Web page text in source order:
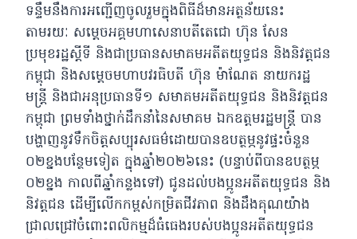
ទន្ទឹមនឹងការអញ្ជើញចូលរួមក្នុងពិធីដ៏មានអត្ថន័យនេះ
តាមរយៈ សម្តេចអគ្គមហាសេនាបតីតេជោ ហ៊ុន សែន
ប្រមុខរដ្ឋស្ដីទី និងជាប្រធានសមាគមអតីតយុទ្ធជន និងនិវត្តជន
កម្ពុជា និងសម្ដេចមហាបវរធិបតី ហ៊ុន ម៉ាណែត នាយករដ្ឋ
មន្ត្រី និងជាអនុប្រធានទី១ សមាគមអតីតយុទ្ធជន និងនិវត្តជន
កម្ពុជា ព្រមទាំងថ្នាក់ដឹកនាំនៃសមាគម ឯកឧត្តមរដ្ឋមន្ត្រី បាន
បង្ហាញនូវទឹកចិត្តសប្បុរសធម៌ដោយបានឧបត្ថម្ភនូវផ្ទះចំនួន
០២ខ្នងបន្ថែមទៀត ក្នុងឆ្នាំ២០២៦នេះ (បន្ទាប់ពីបានឧបត្ថម្ភ
០២ខ្នង កាលពីឆ្នាំកន្លងទៅ) ជូនដល់បងប្អូនអតីតយុទ្ធជន និង
និវត្តជន ដើម្បីលើកកម្ពស់កម្រិតជីវភាព និងដឹងគុណយ៉ាង
ជ្រាលជ្រៅចំពោះពលិកម្មដ៏ធំធេងរបស់បងប្អូនអតីតយុទ្ធជន